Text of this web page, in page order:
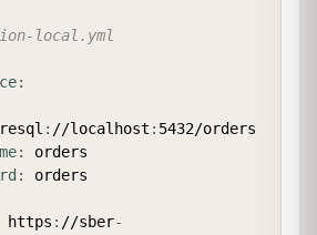
local.yml
:
: //localhost : 5432/orders
:
orders
:
https : //sber-